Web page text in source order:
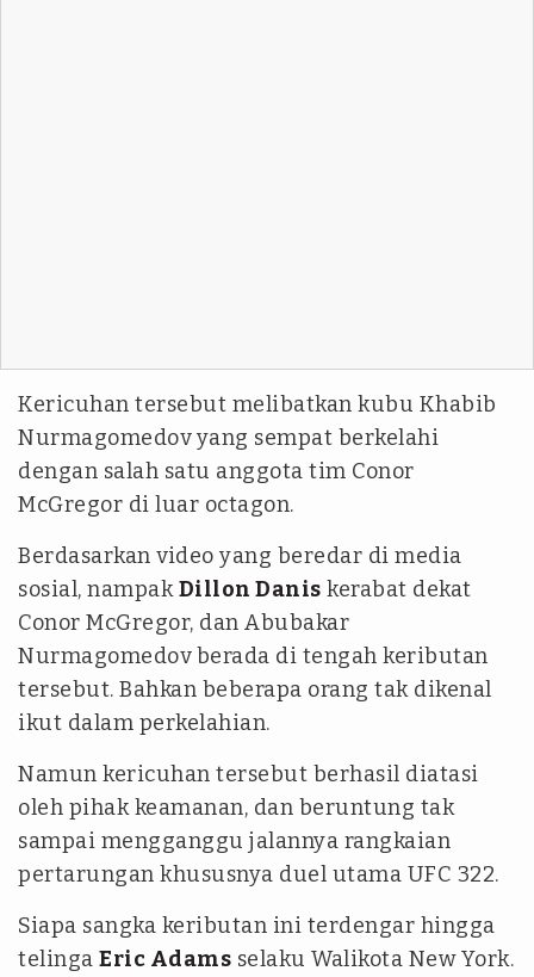
Kericuhan tersebut melibatkan kubu Khabib
Nurmagomedov yang sempat berkelahi
dengan salah satu anggota tim Conor
McGregor di luar octagon.
Berdasarkan video yang beredar di media
sosial, nampakDillon Danis kerabat dekat
Conor McGregor, dan Abubakar
Nurmagomedov berada di tengah keributan
tersebut. Bahkan beberapa orang tak dikenal
ikut dalam perkelahian.
Namun kericuhan tersebut berhasil diatasi
oleh pihak keamanan, dan beruntung tak
sampai mengganggu jalannya rangkaian
pertarungan khususnya duel utama UFC 322.
Siapa sangka keributan ini terdengar hingga
telinga Eric Adams selaku Walikota New York.